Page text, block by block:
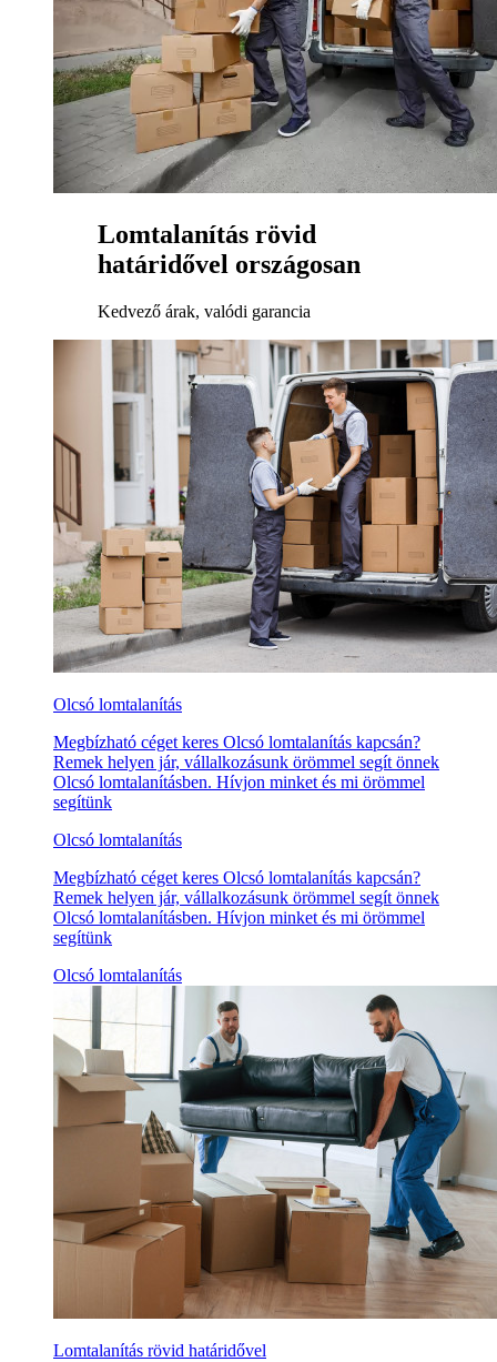
Lomtalanítás rövid
határidővel országosan
Kedvező árak, valódi garancia
Olcsó lomtalanítás
Megbízható céget keres Olcsó lomtalanítás kapcsán?
Remek helyen jár, vállalkozásunk örömmel segít önnek
Olcsó lomtalanításben. Hívjon minket és mi örömmel
segítünk
Olcsó lomtalanítás
Megbízható céget keres Olcsó lomtalanítás kapcsán?
Remek helyen jár, vállalkozásunk örömmel segít önnek
Olcsó lomtalanításben. Hívjon minket és mi örömmel
segítünk
Olcsó lomtalanítás
Lomtalanítás rövid határidővel